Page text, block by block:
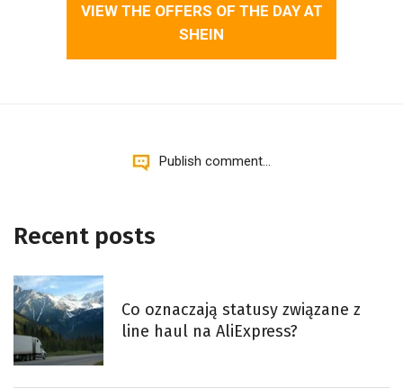
VIEW THE OFFERS OF THE DAY AT
SHEIN
Publish comment...
Recent posts
Co oznaczają statusy związane z
line haul na AliExpress?